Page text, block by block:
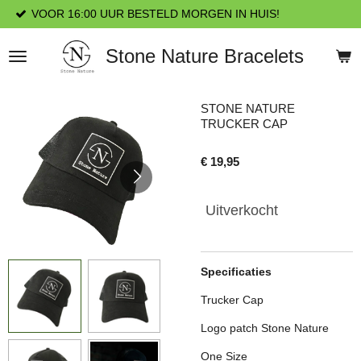
Ga
direct
naar
de
Stone Nature Bracelets
BESTELD MORGEN IN HUIS!
STONE NATURE
TRUCKER CAP
€ 19,95
Uitverkocht
Specificaties
Trucker Cap
Logo patch Stone Nature
One Size